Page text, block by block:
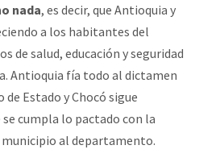
nada, es decir, que Antioquia y
a los habitantes del
de salud, educación y seguridad
Antioquia fía todo al dictamen
Estado y Chocó sigue
cumpla lo pactado con la
al departamento.